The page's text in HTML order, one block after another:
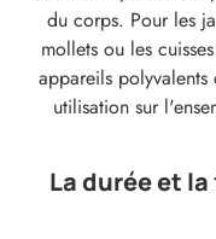
du corps. Pour les
mollets ou les
appareils polyvalents
utilisation sur
La durée et